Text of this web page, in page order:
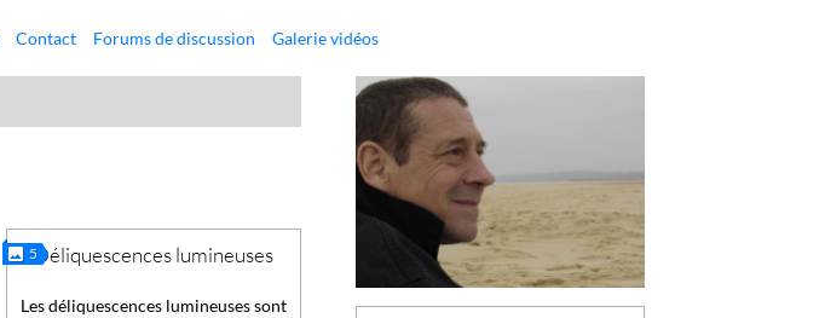
Contact Forums de discussion Galerie vidéos
5Déliquescences lumineuses
Les déliquescences lumineuses sont